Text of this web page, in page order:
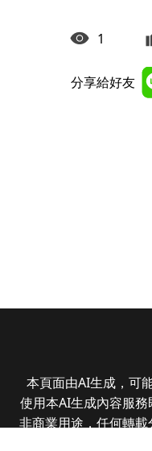
1
分享給好友
本頁面由AI生成，可
使用本AI生成內容服
非商業用途，任何轉